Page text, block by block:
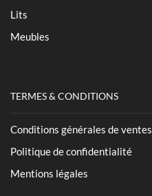
Lits
Meubles
TERMES & CONDITIONS
Conditions générales de ventes
Politique de confidentialité
Mentions légales